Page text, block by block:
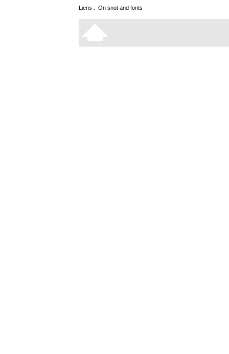
Liens : On snot and fonts